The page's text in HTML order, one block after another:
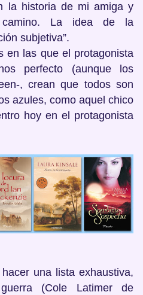
la historia de mi amiga y
La idea de la
subjetiva”.
en las que el protagonista
perfecto (aunque los
, crean que todos son
azules, como aquel chico
hoy en el protagonista
una lista exhaustiva,
(Cole Latimer de